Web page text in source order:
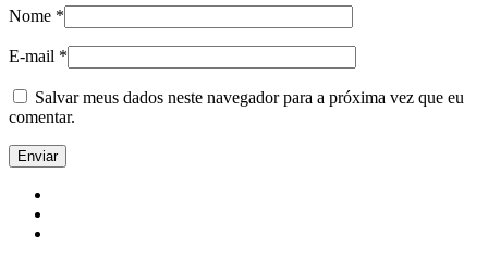
Nome *
E-mail *
Salvar meus dados neste navegador para a próxima vez que eu
comentar.